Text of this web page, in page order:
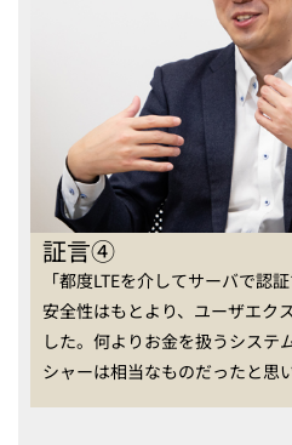
証言④
「都度LTEを介してサーバで認
安全性はもとより、ユーザエク
した。何よりお金を扱うシステ
シャーは相当なものだったと思